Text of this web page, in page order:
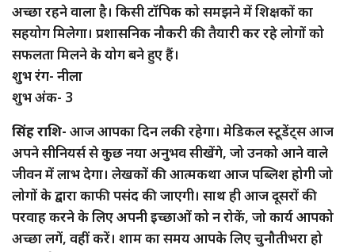
अच्छा रहने वाला है। किसी टॉपिक को समझने में शिक्षकों का
सहयोग मिलेगा। प्रशासनिक नौकरी की तैयारी कर रहे लोगों को
सफलता मिलने के योग बने हुए हैं।
शुभ रंग- नीला
शुभ अंक- 3
सिंह राशि- आज आपका दिन लकी रहेगा। मेडिकल स्टूडेंट्स आज
अपने सीनियर्स से कुछ नया अनुभव सीखेंगे, जो उनको आने वाले
जीवन में लाभ देगा। लेखकों की आत्मकथा आज पब्लिश होगी जो
लोगों के द्वारा काफी पसंद की जाएगी। साथ ही आज दूसरों की
परवाह करने के लिए अपनी इच्छाओं को न रोकें, जो कार्य आपको
अच्छा लगें, वहीं करें। शाम का समय आपके लिए चुनौतीभरा हो